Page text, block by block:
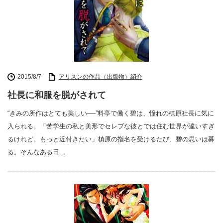
2015/8/7 アリスンの作品（出版物）紹介
社長に和服を脱がされて
“きみの所作はとても美しい—-”料亭で働く碧は、憧れの槙原社長に気に
入られる。「苦学生の私と美形でセレブな彼とでは住む世界が違いすぎ
るけれど。もっと近付きたい」槙原の指名を受けるたび、碧の思いは募
る。そんなある日…